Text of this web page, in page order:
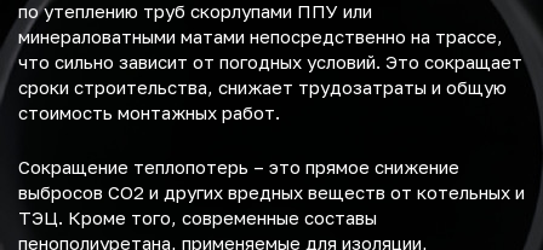
по утеплению труб скорлупами ППУ или
минераловатными матами непосредственно на трассе,
что сильно зависит от погодных условий. Это сокращает
сроки строительства, снижает трудозатраты и общую
стоимость монтажных работ.
Сокращение теплопотерь – это прямое снижение
выбросов CO2 и других вредных веществ от котельных и
ТЭЦ. Кроме того, современные составы
пенополиуретана, применяемые для изоляции,